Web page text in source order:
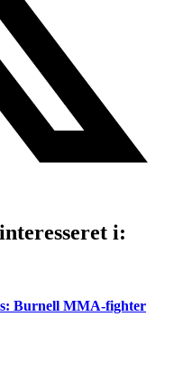
i:
Burnell MMA-fighter